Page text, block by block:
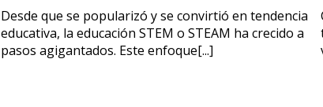
Desde que se popularizó y se convirtió en tendencia
educativa, la educación STEM o STEAM ha crecido a
pasos agigantados. Este enfoque[...]
Nombre completo del padre/madre